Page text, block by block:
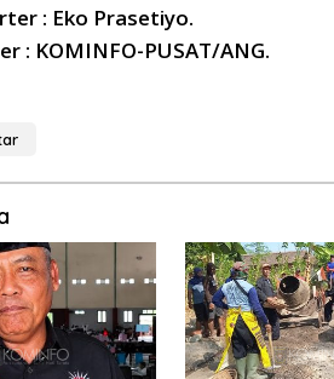
: Eko Prasetiyo.
: KOMINFO-PUSAT/ANG.